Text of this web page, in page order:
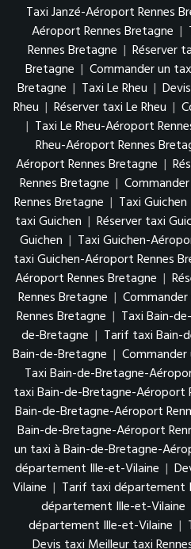
Taxi Janzé-Aéroport Rennes
Aéroport Rennes Bretagne |
Rennes Bretagne | Réserver
Bretagne | Commander un
Bretagne | Taxi Le Rheu |
Rheu | Réserver taxi Le Rheu |
| Taxi Le Rheu-Aéroport
Rheu-Aéroport Rennes
Aéroport Rennes Bretagne |
Rennes Bretagne |
Rennes Bretagne | Taxi Guichen
taxi Guichen | Réserver taxi
Guichen | Taxi Guichen-
taxi Guichen-Aéroport Rennes
Aéroport Rennes Bretagne |
Rennes Bretagne |
Rennes Bretagne | Taxi Bain-
de-Bretagne | Tarif taxi Bain-
Bain-de-Bretagne |
Taxi Bain-de-Bretagne-
taxi Bain-de-Bretagne-Aéroport
Bain-de-Bretagne-Aéroport
Bain-de-Bretagne-Aéroport
un taxi à Bain-de-Bretagne-
département Ille-et-Vilaine |
Vilaine | Tarif taxi département
département Ille-et-Vilaine
département Ille-et-Vilaine |